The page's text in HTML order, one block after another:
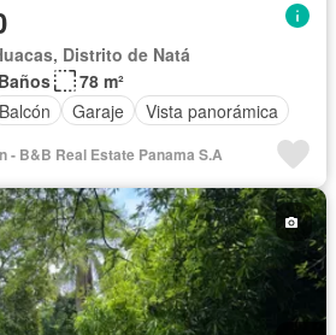
Distrito de Natá
78 m²
Balcón Garaje Vista panorámica
- B&B Real Estate Panama S.A